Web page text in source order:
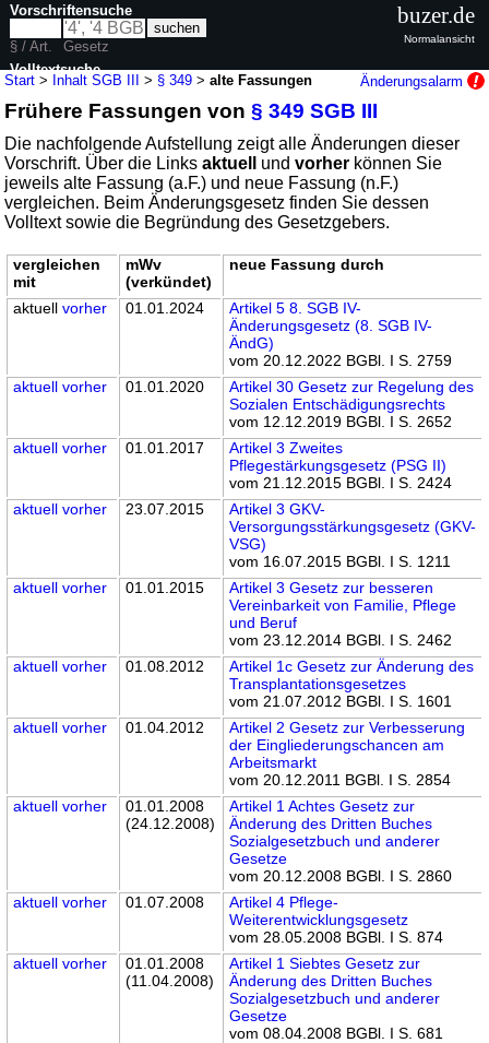
Start > Inhalt SGB III > § 349 >alte Fassungen Änderungsalarm
Frühere Fassungen von§ 349 SGB III
Die nachfolgende Aufstellung zeigt alle Änderungen dieser
Vorschrift. Über die Linksaktuell undvorher können Sie
jeweils alte Fassung (a.F.) und neue Fassung (n.F.)
vergleichen. Beim Änderungsgesetz finden Sie dessen
Volltext sowie die Begründung des Gesetzgebers.
vergleichen
mit
mWv
(verkündet)
neue Fassung durch
aktuellvorher 01.01.2024
Artikel 5 8. SGB IV-
Änderungsgesetz (8. SGB IV-
ÄndG)
vom 20.12.2022 BGBl. I S. 2759
aktuell vorher 01.01.2020
Artikel 30 Gesetz zur Regelung des
Sozialen Entschädigungsrechts
vom 12.12.2019 BGBl. I S. 2652
aktuell vorher 01.01.2017
Artikel 3 Zweites
Pflegestärkungsgesetz (PSG II)
vom 21.12.2015 BGBl. I S. 2424
aktuell vorher 23.07.2015
Artikel 3 GKV-
Versorgungsstärkungsgesetz (GKV-
VSG)
vom 16.07.2015 BGBl. I S. 1211
aktuell vorher 01.01.2015
Artikel 3 Gesetz zur besseren
Vereinbarkeit von Familie, Pflege
und Beruf
vom 23.12.2014 BGBl. I S. 2462
aktuell vorher 01.08.2012
Artikel 1c Gesetz zur Änderung des
Transplantationsgesetzes
vom 21.07.2012 BGBl. I S. 1601
aktuell vorher 01.04.2012
Artikel 2 Gesetz zur Verbesserung
der Eingliederungschancen am
Arbeitsmarkt
vom 20.12.2011 BGBl. I S. 2854
aktuell vorher
01.01.2008
(24.12.2008)
Artikel 1 Achtes Gesetz zur
Änderung des Dritten Buches
Sozialgesetzbuch und anderer
Gesetze
vom 20.12.2008 BGBl. I S. 2860
aktuell vorher 01.07.2008
Artikel 4 Pflege-
Weiterentwicklungsgesetz
vom 28.05.2008 BGBl. I S. 874
aktuell vorher
01.01.2008
(11.04.2008)
Artikel 1 Siebtes Gesetz zur
Änderung des Dritten Buches
Sozialgesetzbuch und anderer
Gesetze
vom 08.04.2008 BGBl. I S. 681
Vorschriftensuche
§ / Art.
Gesetz
Volltextsuche
nur in SGB III
buzer.de
Normalansicht